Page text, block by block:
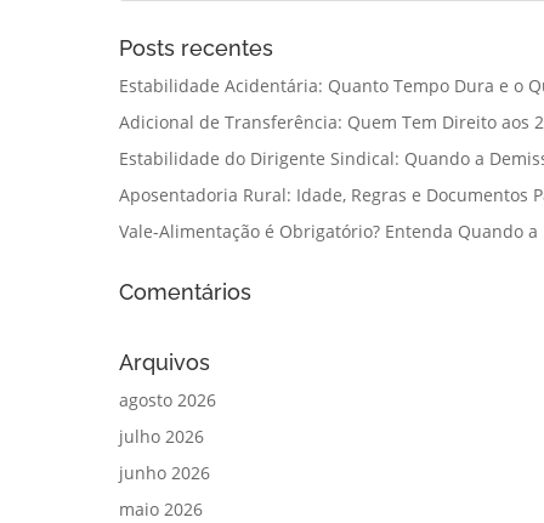
Posts recentes
Estabilidade Acidentária: Quanto Tempo Dura e o
Adicional de Transferência: Quem Tem Direito aos
Estabilidade do Dirigente Sindical: Quando a
Aposentadoria Rural: Idade, Regras e Documentos
Vale-Alimentação é Obrigatório? Entenda Quando
Comentários
Arquivos
agosto 2026
julho 2026
junho 2026
maio 2026